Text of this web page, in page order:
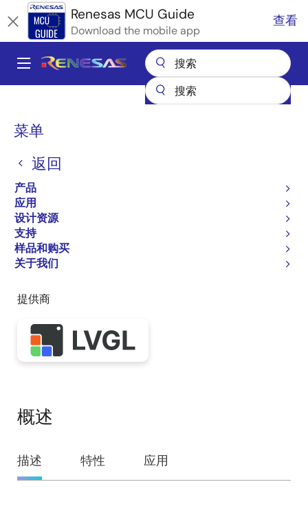
转
到
Renesas MCU Guide
Download the mobile app
查看
Main
菜单
返回
产品
应用
设计资源
支持
样品和购买
关于我们
面
屑
RA Arm Cortex-M MCU
LVGL Embedded UI Library
跳转至页面部分：
提供商
概述
概
述
描述 特性 应用